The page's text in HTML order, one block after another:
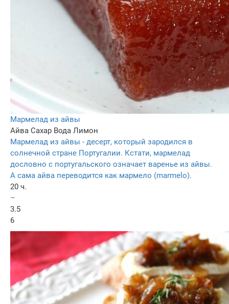
Мармелад из айвы
Айва Сахар Вода Лимон
Мармелад из айвы - десерт, который зародился в
солнечной стране Португалии. Кстати, мармелад
дословно с португальского означает варенье из айвы.
А сама айва переводится как мармело (marmelo).
20 ч.
–
3.5
6